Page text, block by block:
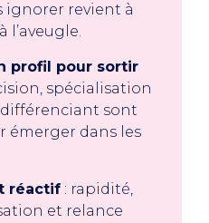
ignorer revient à
l’aveugle.
profil pour sortir
spécialisation
sont
émerger dans les
réactif : rapidité,
et relance